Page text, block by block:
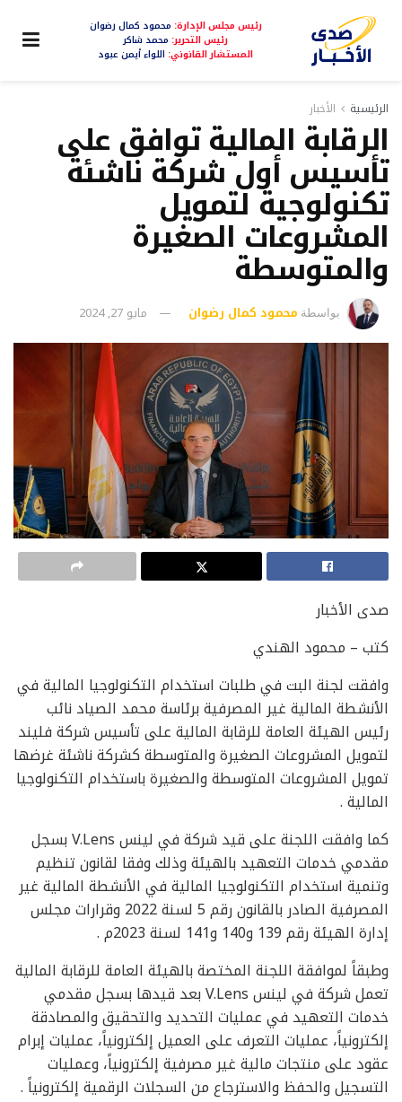
رئيس مجلس الإدارة: محمود كمال رضوان
رئيس التحرير: محمد شاكر
المستشار القانوني: اللواء أيمن عبود
الرئيسية الأخبار
الرقابة المالية توافق على
تأسيس أول شركة ناشئة
تكنولوجية لتمويل
المشروعات الصغيرة
والمتوسطة
بواسطة محمود كمال رضوان مايو 27, 2024
صدى الأخبار
كتب – محمود الهندي
وافقت لجنة البت في طلبات استخدام التكنولوجيا المالية في
الأنشطة المالية غير المصرفية برئاسة محمد الصياد نائب
رئيس الهيئة العامة للرقابة المالية على تأسيس شركة فليند
لتمويل المشروعات الصغيرة والمتوسطة كشركة ناشئة غرضها
تمويل المشروعات المتوسطة والصغيرة باستخدام التكنولوجيا
المالية .
كما وافقت اللجنة على قيد شركة في لينس V.Lens بسجل
مقدمي خدمات التعهيد بالهيئة وذلك وفقا لقانون تنظيم
وتنمية استخدام التكنولوجيا المالية في الأنشطة المالية غير
المصرفية الصادر بالقانون رقم 5 لسنة 2022 وقرارات مجلس
إدارة الهيئة رقم 139 و140 و141 لسنة 2023م .
وطبقاً لموافقة اللجنة المختصة بالهيئة العامة للرقابة المالية
تعمل شركة في لينس V.Lens بعد قيدها بسجل مقدمي
خدمات التعهيد في عمليات التحديد والتحقيق والمصادقة
إلكترونياً، عمليات التعرف على العميل إلكترونياً، عمليات إبرام
عقود على منتجات مالية غير مصرفية إلكترونياً، وعمليات
التسجيل والحفظ والاسترجاع من السجلات الرقمية إلكترونياً .